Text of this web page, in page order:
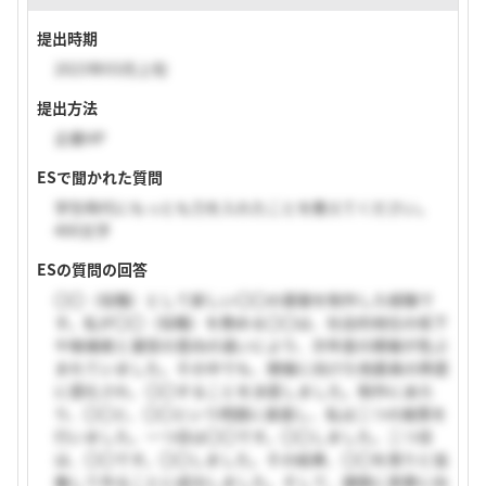
提出時期
2023年03月上旬
提出方法
企業HP
ESで聞かれた質問
学生時代にもっとも力を入れたことを教えてください。
400文字
ESの質問の回答
〇〇（役職）として新しい〇〇の基盤を制作した経験で
す。私が〇〇（役職）を務める〇〇は、社会的地位の低下
や候補者と運営の意向の違いにより、次年度の開催が危ぶ
まれていました。その中でも、開催に向けた他委員の熱意
に感化され、〇〇することを決意しました。制作にあた
り、〇〇と、〇〇という問題に直面し、私は二つの施策を
行いました。一つ目は〇〇です。〇〇しました。二つ目
は、〇〇です。〇〇しました。その結果、〇〇を周りと協
働して作ることに成功しました。そして、課題に真摯に向